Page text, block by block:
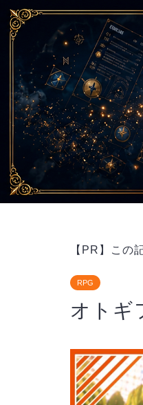
【PR】この
RPG
オトギ